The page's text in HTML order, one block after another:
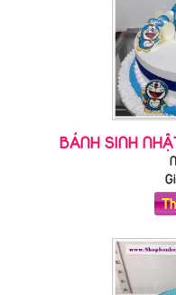
BÁNH SINH